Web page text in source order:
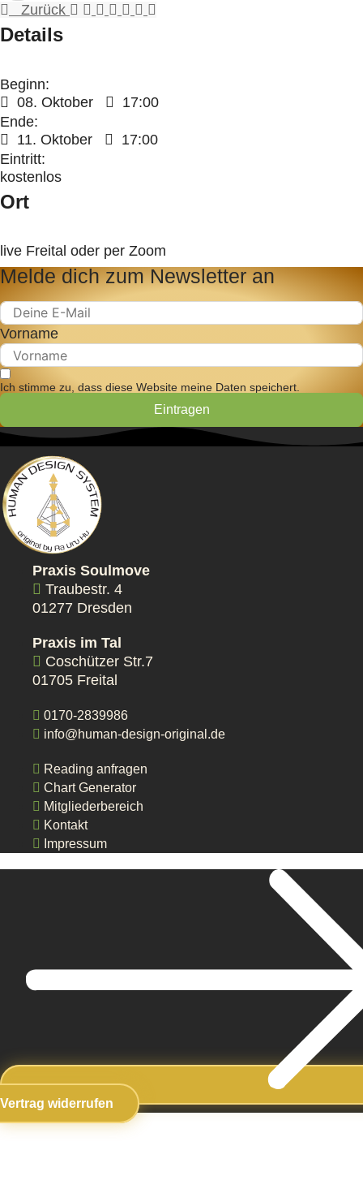
Zurück
Details
Beginn:
08. Oktober
17:00
Ende:
11. Oktober
17:00
Eintritt:
kostenlos
Ort
live Freital oder per Zoom
Melde dich zum Newsletter an
Vorname
Ich stimme zu, dass diese Website meine Daten speichert.
Eintragen
Praxis Soulmove
Traubestr. 4
01277 Dresden
Praxis im Tal
Coschützer Str.7
01705 Freital
0170-2839986
info@human-design-original.de
Reading anfragen
Chart Generator
Mitgliederbereich
Kontakt
Impressum
Vertrag widerrufen